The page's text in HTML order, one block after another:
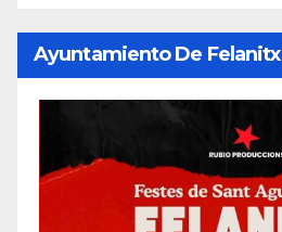
Ayuntamiento De Felanitx